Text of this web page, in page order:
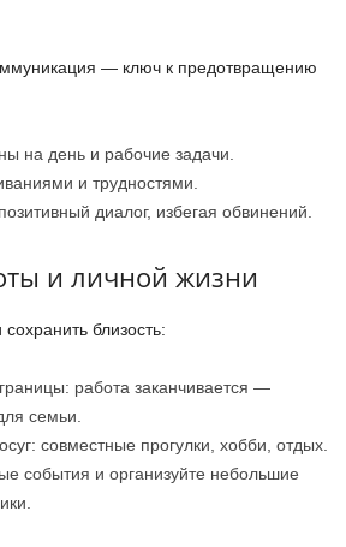
— ключ к предотвращению
на день и рабочие задачи.
и трудностями.
диалог, избегая обвинений.
и личной жизни
близость:
работа заканчивается —
семьи.
совместные прогулки, хобби, отдых.
события и организуйте небольшие